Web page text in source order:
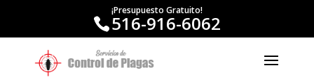
¡Presupuesto Gratuito!
516-916-6062